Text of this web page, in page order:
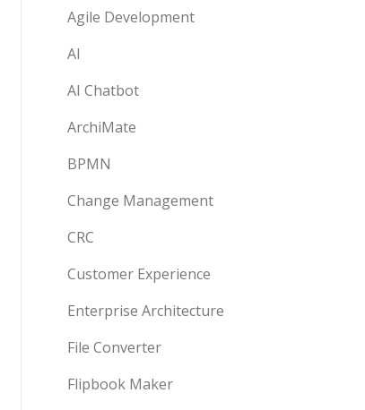
Agile Development
AI
AI Chatbot
ArchiMate
BPMN
Change Management
CRC
Customer Experience
Enterprise Architecture
File Converter
Flipbook Maker